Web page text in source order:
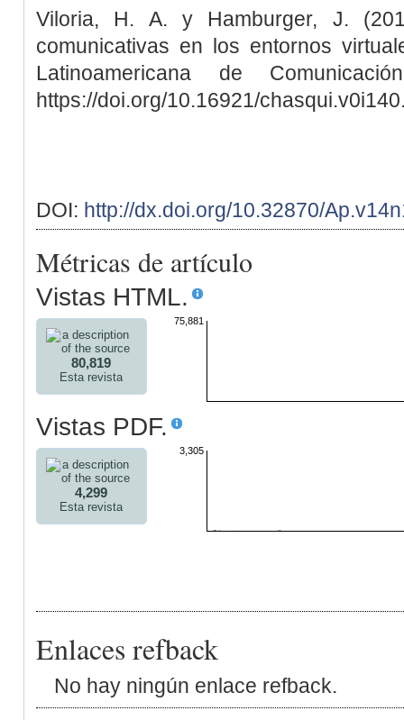
Viloria, H. A. y Hamburger, J.
comunicativas en los entornos
Latinoamericana de
https://doi.org/10.16921/
DOI: http://dx.doi.org/10.32870/
Métricas de artículo
Vistas HTML.
80,819
Esta revista
75,881
Vistas PDF.
4,299
Esta revista
3,305
Enlaces refback
No hay ningún enlace refback.